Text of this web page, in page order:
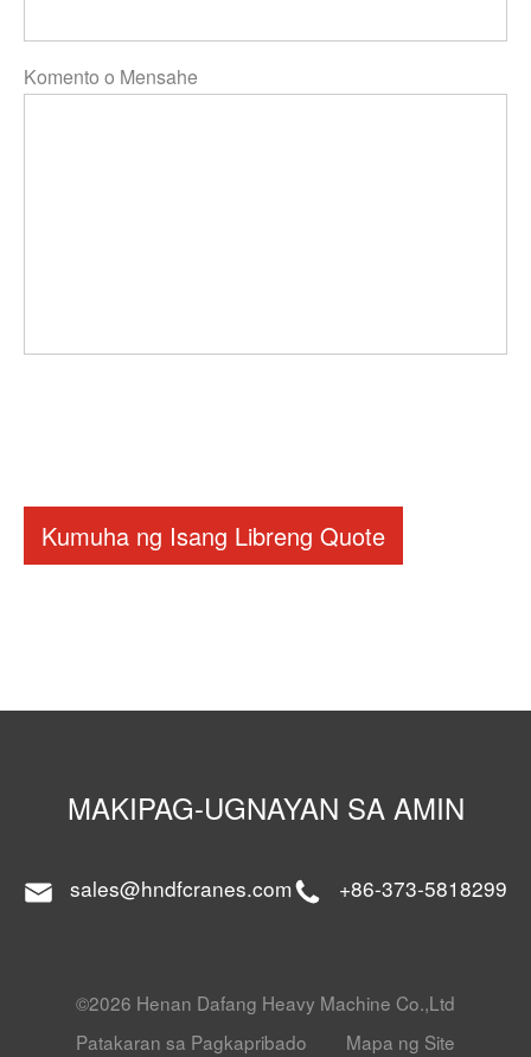
Komento o Mensahe
Kumuha ng Isang Libreng Quote
MAKIPAG-UGNAYAN SA AMIN
sales@hndfcranes.com +86-373-5818299
©2026 Henan Dafang Heavy Machine Co.,Ltd
Patakaran sa Pagkapribado
Mapa ng Site